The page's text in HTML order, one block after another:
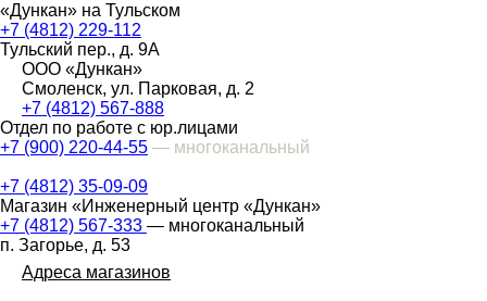
«Дункан» на Тульском
+7 (4812) 229-112
Тульский пер., д. 9А
ООО «Дункан»
Смоленск, ул. Парковая, д. 2
+7 (4812) 567-888
Отдел по работе с юр.лицами
+7 (900) 220-44-55 — многоканальный
+7 (4812) 35-09-09
Магазин «Инженерный центр «Дункан»
+7 (4812) 567-333 — многоканальный
п. Загорье, д. 53
Адреса магазинов